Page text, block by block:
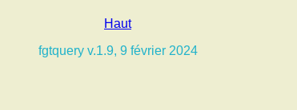
Haut
fgtquery v.1.9, 9 février 2024